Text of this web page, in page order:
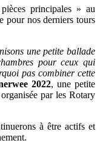
principales » au
pour nos derniers tours
une petite ballade
pour ceux qui
pas combiner cette
2022, une petite
par les Rotary
à être actifs et